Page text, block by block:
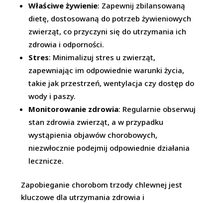
Właściwe żywienie: Zapewnij zbilansowaną
dietę, dostosowaną do potrzeb żywieniowych
zwierząt, co przyczyni się do utrzymania ich
zdrowia i odporności.
Stres: Minimalizuj stres u zwierząt,
zapewniając im odpowiednie warunki życia,
takie jak przestrzeń, wentylacja czy dostęp do
wody i paszy.
Monitorowanie zdrowia: Regularnie obserwuj
stan zdrowia zwierząt, a w przypadku
wystąpienia objawów chorobowych,
niezwłocznie podejmij odpowiednie działania
lecznicze.
Zapobieganie chorobom trzody chlewnej jest
kluczowe dla utrzymania zdrowia i